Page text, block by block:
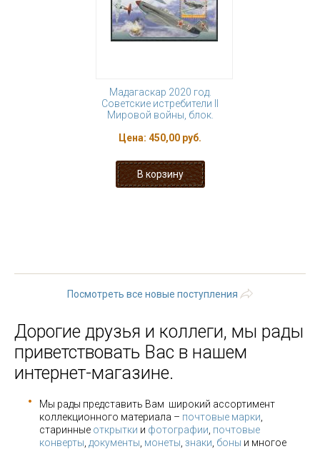
Мадагаскар 2020 год.
Советские истребители II
Мировой войны, блок.
Цена: 450,00 руб.
Посмотреть все новые поступления
Дорогие друзья и коллеги, мы рады
приветствовать Вас в нашем
интернет-магазине.
Мы рады представить Вам широкий ассортимент
коллекционного материала – почтовые марки
старинные открытки и фотографии почтовые
конверты документы монеты знаки боны и многое